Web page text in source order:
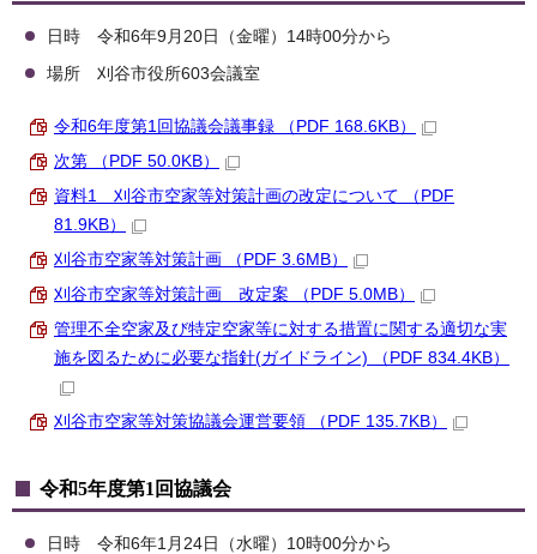
日時 令和6年9月20日（金曜）14時00分から
場所 刈谷市役所603会議室
令和6年度第1回協議会議事録 （PDF 168.6KB）
次第 （PDF 50.0KB）
資料1 刈谷市空家等対策計画の改定について （PDF
81.9KB）
刈谷市空家等対策計画 （PDF 3.6MB）
刈谷市空家等対策計画 改定案 （PDF 5.0MB）
管理不全空家及び特定空家等に対する措置に関する適切な実
施を図るために必要な指針(ガイドライン) （PDF 834.4KB）
刈谷市空家等対策協議会運営要領 （PDF 135.7KB）
令和5年度第1回協議会
日時 令和6年1月24日（水曜）10時00分から